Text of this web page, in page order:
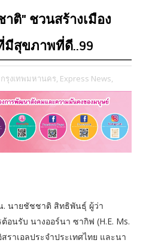
ติ" ชวนสร้างเมือง
มีสุขภาพที่ดี..99
กรุงเทพมหานคร, Express News,
. นายชัชชาติ สิทธิพันธุ์ ผู้ว่า
อนรับ นางออร์นา ซากิฟ (H.E. Ms.
ราเอลประจำประเทศไทย และนา